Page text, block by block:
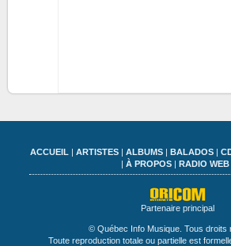
ACCUEIL | ARTISTES| ALBUMS| BALADOS|
| À PROPOS| RADIO WEB
Partenaire principal
© Québec Info Musique. Tous droits
Toute reproduction totale ou partielle est